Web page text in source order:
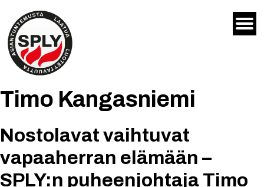
sisältöön
Timo Kangasniemi
Nostolavat vaihtuvat
vapaaherran elämään –
SPLY:n puheenjohtaja Timo